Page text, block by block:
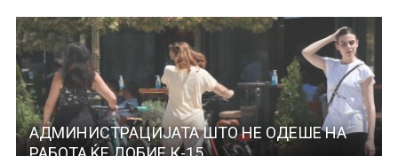
АДМИНИСТРАЦИЈАТА ШТО НЕ ОДЕШЕ НА